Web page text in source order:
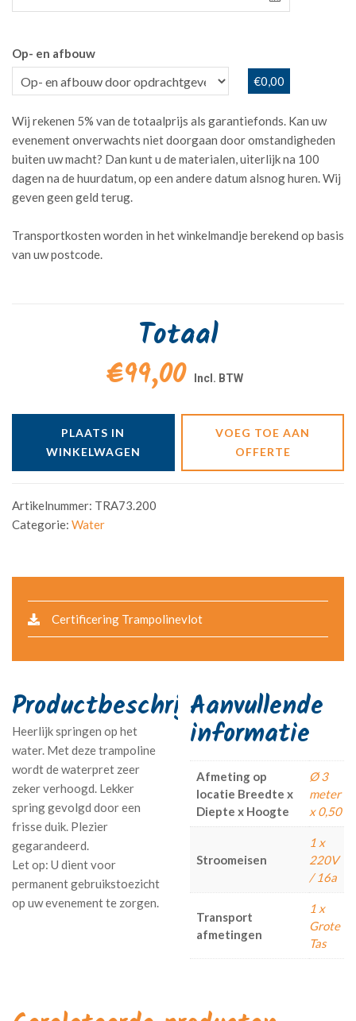
Op- en afbouw
€0,00
Wij rekenen 5% van de totaalprijs als garantiefonds. Kan uw
evenement onverwachts niet doorgaan door omstandigheden
buiten uw macht? Dan kunt u de materialen, uiterlijk na 100
dagen na de huurdatum, op een andere datum alsnog huren. Wij
geven geen geld terug.
Transportkosten worden in het winkelmandje berekend op basis
van uw postcode.
Totaal
€99,00
PLAATS IN
WINKELWAGEN
VOEG TOE AAN
OFFERTE
Artikelnummer: TRA73.200
Categorie: Water
Certificering Trampolinevlot
Heerlijk springen op het
water. Met deze trampoline
wordt de waterpret zeer
zeker verhoogd. Lekker
spring gevolgd door een
frisse duik. Plezier
gegarandeerd.
Aanvullende
informatie
Afmeting op
locatie Breedte x
Diepte x Hoogte
Ø 3
meter
x 0,50
Stroomeisen
1 x
220V
/ 16a
Transport
afmetingen
1 x
Grote
Tas